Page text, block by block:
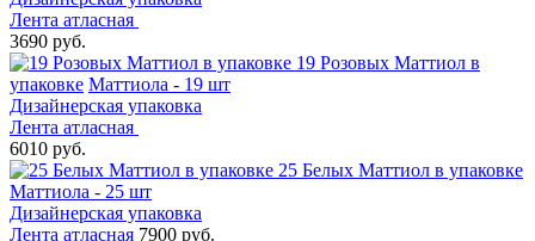
Лента атласная
3690 руб.
19 Розовых Маттиол в
упаковке Маттиола - 19 шт
Дизайнерская упаковка
Лента атласная
6010 руб.
25 Белых Маттиол в упаковке
Маттиола - 25 шт
Дизайнерская упаковка
Лента атласная 7900 руб.